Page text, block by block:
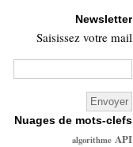
Newsletter
Saisissez votre mail
Nuages de mots-clefs
algorithme API